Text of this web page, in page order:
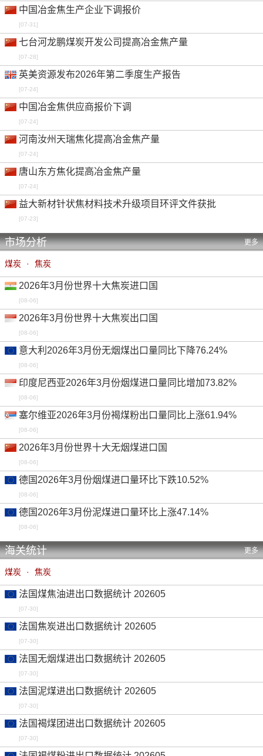
中国冶金焦生产企业下调报价
[07-31]
七台河龙鹏煤炭开发公司提高冶金焦产量
[07-28]
英美资源发布2026年第二季度生产报告
[07-24]
中国冶金焦供应商报价下调
[07-24]
河南汝州天瑞焦化提高冶金焦产量
[07-24]
唐山东方焦化提高冶金焦产量
[07-24]
益大新材针状焦材料技术升级项目环评文件获批
[07-23]
市场分析 更多
煤炭 · 焦炭
2026年3月份世界十大焦炭进口国
[08-06]
2026年3月份世界十大焦炭出口国
[08-06]
意大利2026年3月份无烟煤出口量同比下降76.24%
[08-06]
印度尼西亚2026年3月份烟煤进口量同比增加73.82%
[08-06]
塞尔维亚2026年3月份褐煤粉出口量同比上涨61.94%
[08-06]
2026年3月份世界十大无烟煤进口国
[08-06]
德国2026年3月份烟煤进口量环比下跌10.52%
[08-06]
德国2026年3月份泥煤进口量环比上涨47.14%
[08-06]
海关统计 更多
煤炭 · 焦炭
法国煤焦油进出口数据统计 202605
[07-30]
法国焦炭进出口数据统计 202605
[07-30]
法国无烟煤进出口数据统计 202605
[07-30]
法国泥煤进出口数据统计 202605
[07-30]
法国褐煤团进出口数据统计 202605
[07-30]